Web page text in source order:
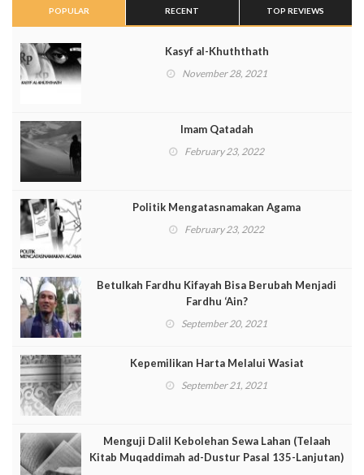
POPULAR RECENT TOP REVIEWS
Kasyf al-Khuththath
November 28, 2021
Imam Qatadah
February 23, 2022
Politik Mengatasnamakan Agama
February 23, 2022
Betulkah Fardhu Kifayah Bisa Berubah Menjadi
Fardhu ‘Ain?
September 20, 2021
Kepemilikan Harta Melalui Wasiat
September 21, 2021
Menguji Dalil Kebolehan Sewa Lahan (Telaah
Kitab Muqaddimah ad-Dustur Pasal 135-Lanjutan)